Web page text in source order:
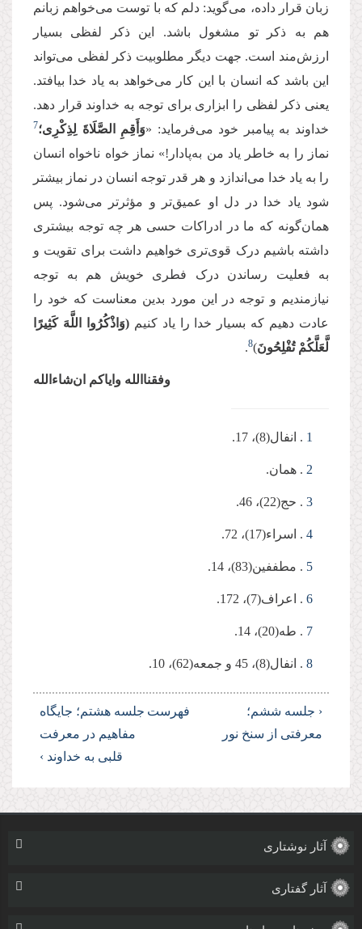
زبان قرار داده، می‌گوید: دلم که با توست می‌خواهم زبانم
هم به ذکر تو مشغول باشد. این ذکر لفظی بسیار
ارزش‌مند است. جهت دیگر مطلوبیت ذکر لفظی می‌تواند
این باشد که انسان با این کار می‌خواهد به یاد خدا بیافتد.
یعنی ذکر لفظی را ابزاری برای توجه به خداوند قرار دهد.
خداوند به پیامبر خود می‌فرماید: «وَأَقِمِ الصَّلَاةَ لِذِكْرِی؛7
نماز را به خاطر یاد من به‌پادار!» نماز خواه ناخواه انسان
را به یاد خدا می‌اندازد و هر قدر توجه انسان در نماز بیشتر
شود یاد خدا در دل او عمیق‌تر و مؤثرتر می‌شود. پس
همان‌گونه که ما در ادراکات حسی‌ هر چه توجه بیشتری
داشته باشیم درک قوی‌تری خواهیم داشت برای تقویت و
به فعلیت رساندن درک فطری خویش هم به توجه
نیازمندیم و توجه در این مورد بدین معناست که خود را
عادت دهیم که بسیار خدا را یاد کنیم (وَاذْكُرُوا اللَّهَ كَثِیرًا
لَّعَلَّكُمْ تُفْلِحُونَ)
8
.
وفقناالله وایاکم ان‌شاءالله
1 . انفال(8)، 17.
2 . همان.
3 . حج(22)، 46.
4 . اسراء(17)، 72.
5 . مطففین(83)، 14.
6 . اعراف(7)، 172.
7 . طه(20)، 14.
8 . انفال(8)، 45 و جمعه(62)، 10.
‹ جلسه ششم؛
معرفتی از سنخ نور
فهرست جلسه هشتم؛ جایگاه
مفاهیم در معرفت
قلبی به خداوند ›
آثار نوشتاری
آثار گفتاری